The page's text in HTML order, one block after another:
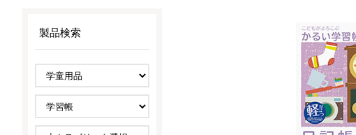
ノート・紙製品
スマートフォン・
タブレット関連
ゲーム関連
オーダー手帳・ノベルティ制作
ドキュメントスキャニングサービス
IR情報
サステナビリティ
製品検索